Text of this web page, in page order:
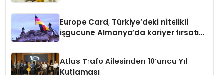
Europe Card, Türkiye’deki nitelikli
işgücüne Almanya’da kariyer fırsatı
Atlas Trafo Ailesinden 10’uncu Yıl
Kutlaması